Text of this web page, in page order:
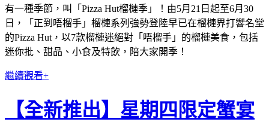
有一種季節，叫「Pizza Hut榴槤季」！由5月21日起至6月30
日，「正到唔榴手」榴槤系列強勢登陸早已在榴槤界打響名堂
的Pizza Hut，以7款榴槤迷絕對「唔榴手」的榴槤美食，包括
迷你批、甜品、小食及特飲，陪大家開季！
繼續觀看+
【全新推出】星期四限定蟹宴